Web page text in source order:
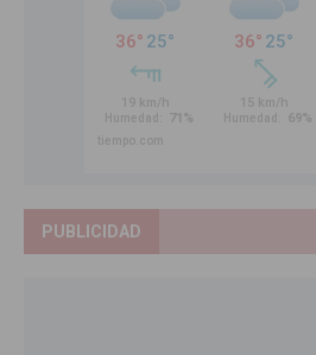
PUBLICIDAD